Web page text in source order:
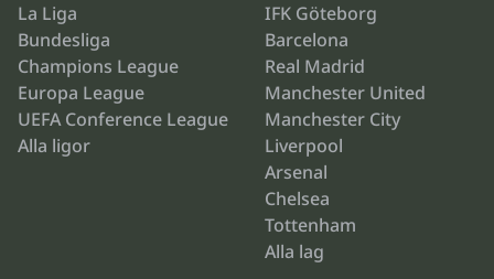
La Liga
Bundesliga
Champions League
Europa League
UEFA Conference League
Alla ligor
IFK Göteborg
Barcelona
Real Madrid
Manchester United
Manchester City
Liverpool
Arsenal
Chelsea
Tottenham
Alla lag